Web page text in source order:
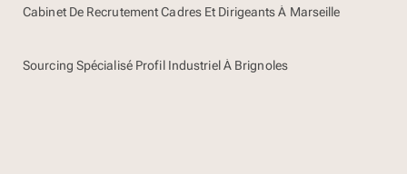
Cabinet De Recrutement Cadres Et Dirigeants À Marseille
Sourcing Spécialisé Profil Industriel À Brignoles